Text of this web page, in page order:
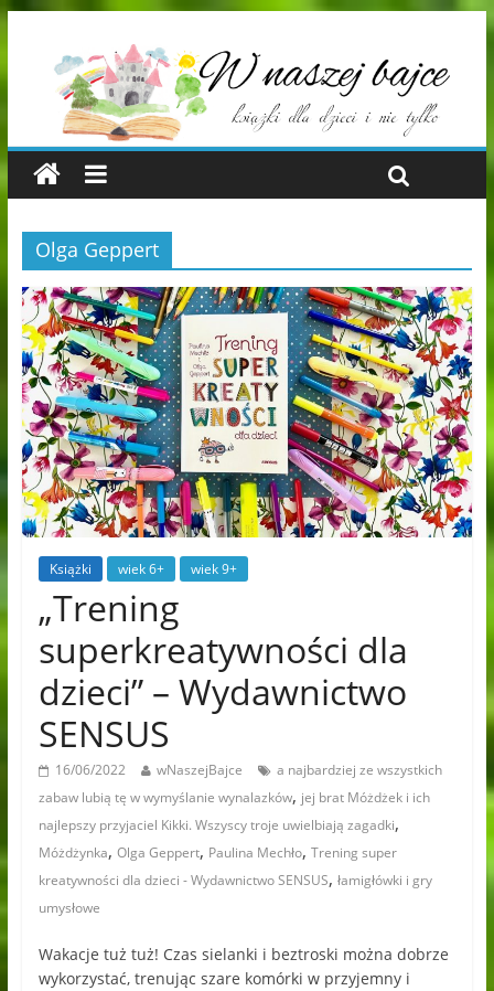
Olga Geppert
Książki wiek 6+ wiek 9+
„Trening
superkreatywności dla
dzieci” – Wydawnictwo
SENSUS
16/06/2022 wNaszejBajce
a najbardziej ze wszystkich
zabaw lubią tę w wymyślanie wynalazków, jej brat Móżdżek i ich
najlepszy przyjaciel Kikki. Wszyscy troje uwielbiają zagadki,
Móżdżynka, Olga Geppert, Paulina Mechło, Trening super
kreatywności dla dzieci - Wydawnictwo SENSUS, łamigłówki i gry
umysłowe
Wakacje tuż tuż! Czas sielanki i beztroski można dobrze
wykorzystać, trenując szare komórki w przyjemny i